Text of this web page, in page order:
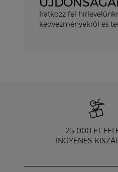
Iratkozz fel
kedvezményekről és
25 000 FT
INGYENES